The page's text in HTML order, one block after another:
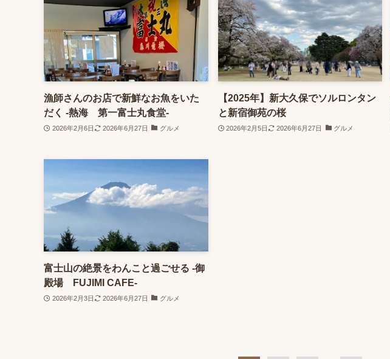
漁師さんのお店で新鮮なお魚をいた
だく -熱海 第一富士丸食堂-
2026年2月6日 2026年6月27日 グルメ
【2025年】新大久保でソルロンタン
と新宿御苑の桜
2026年2月5日 2026年6月27日 グルメ
富士山の絶景をわんこと過ごせる -御
殿場 FUJIMI CAFE-
2026年2月3日 2026年6月27日 グルメ